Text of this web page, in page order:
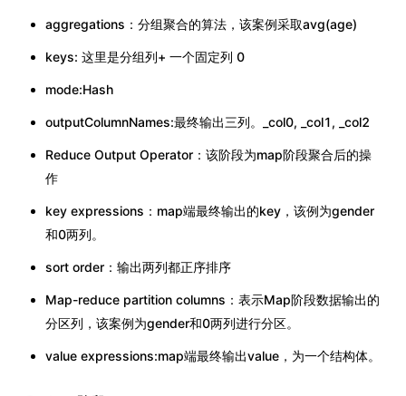
aggregations：分组聚合的算法，该案例采取avg(age)
keys: 这里是分组列+ 一个固定列 0
mode:Hash
outputColumnNames:最终输出三列。_col0, _col1, _col2
Reduce Output Operator：该阶段为map阶段聚合后的操
作
key expressions：map端最终输出的key，该例为gender
和0两列。
sort order：输出两列都正序排序
Map-reduce partition columns：表示Map阶段数据输出的
分区列，该案例为gender和0两列进行分区。
value expressions:map端最终输出value，为一个结构体。